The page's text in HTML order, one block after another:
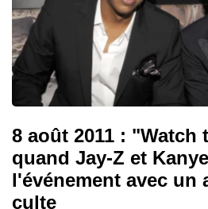
8 août 2011 : "Watch
quand Jay-Z et
l'événement avec un
culte